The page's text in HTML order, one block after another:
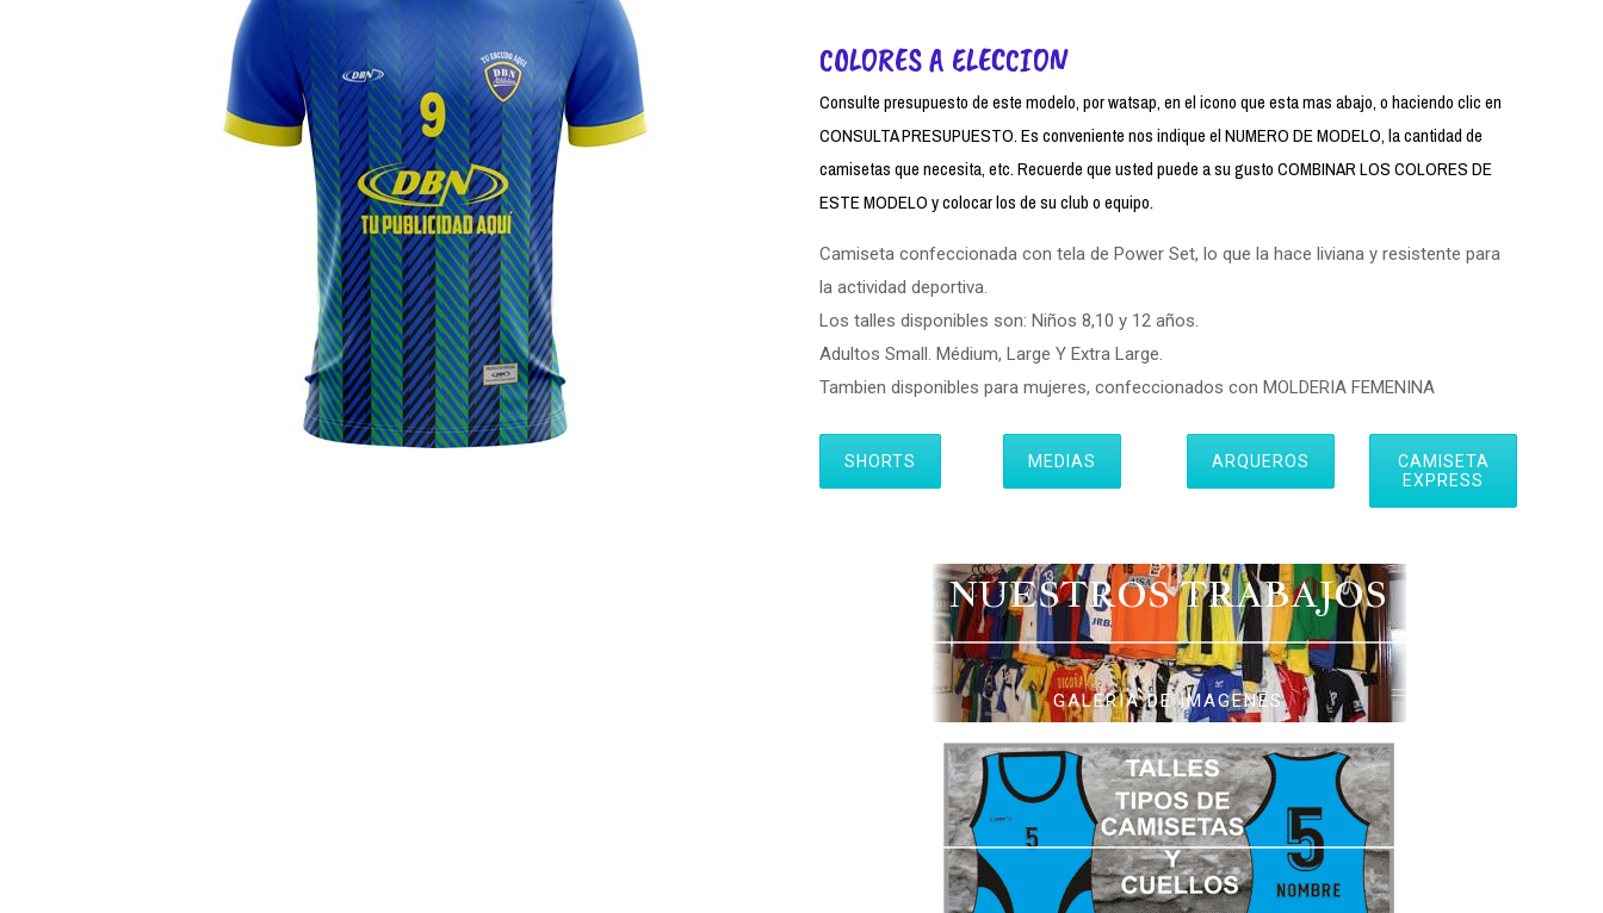
COLORES A ELECCION
Consulte presupuesto de este modelo, por watsap, en el icono que esta mas abajo, o haciendo clic en
CONSULTA PRESUPUESTO. Es conveniente nos indique el NUMERO DE MODELO, la cantidad de
camisetas que necesita, etc. Recuerde que usted puede a su gusto COMBINAR LOS COLORES DE
ESTE MODELO y colocar los de su club o equipo.
Camiseta confeccionada con tela de Power Set, lo que la hace liviana y resistente para
la actividad deportiva.
Los talles disponibles son: Niños 8,10 y 12 años.
Adultos Small. Médium, Large Y Extra Large.
Tambien disponibles para mujeres, confeccionados con MOLDERIA FEMENINA
SHORTS MEDIAS ARQUEROS
CAMISETA
EXPRESS
NUESTROS TRABAJOS
GALERIA DE IMAGENES